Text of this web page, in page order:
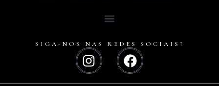
SIGA-NOS NAS REDES SOCIAIS!